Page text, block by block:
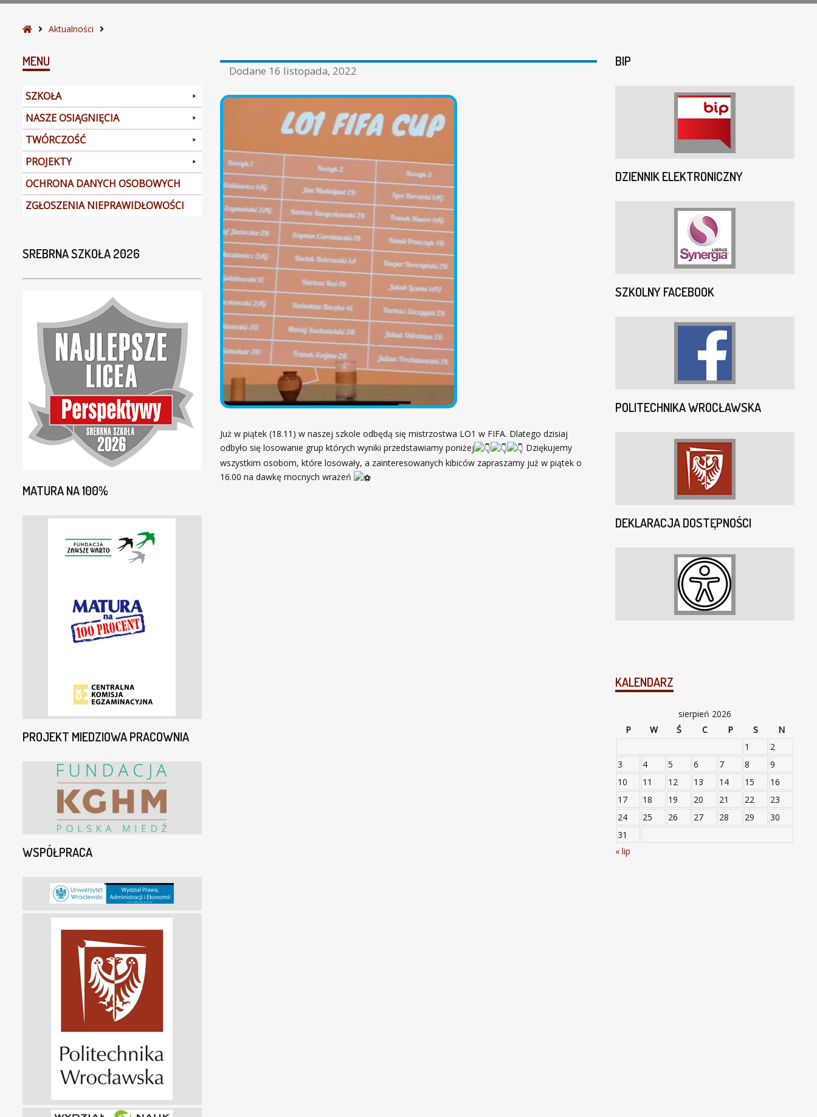
S
r
o
a
g
ó
w
n
a
Aktualności
Dodane 16 listopada, 2022
Już w piątek (18.11) w naszej szkole odbędą się mistrzostwa LO1 w FIFA. Dlatego dzisiaj
odbyło się losowanie grup których wyniki przedstawiamy poniżej
Dziękujemy
wszystkim osobom, które losowały, a zainteresowanych kibiców zapraszamy już w piątek o
16.00 na dawkę mocnych wrażeń
MENU
SZKOŁA
NASZE OSIĄGNIĘCIA
TWÓRCZOŚĆ
PROJEKTY
OCHRONA DANYCH OSOBOWYCH
ZGŁOSZENIA NIEPRAWIDŁOWOŚCI
SREBRNA SZKOŁA 2026
MATURA NA 100%
PROJEKT MIEDZIOWA PRACOWNIA
WSPÓŁPRACA
BIP
DZIENNIK ELEKTRONICZNY
SZKOLNY FACEBOOK
POLITECHNIKA WROCŁAWSKA
DEKLARACJA DOSTĘPNOŚCI
KALENDARZ
sierpień 2026
P
W Ś C P S
N
1
2
3
4 5 6 7 8
9
10
11 12 13 14 15
16
17
18 19 20 21 22
23
24
25 26 27 28 29
30
31
« lip